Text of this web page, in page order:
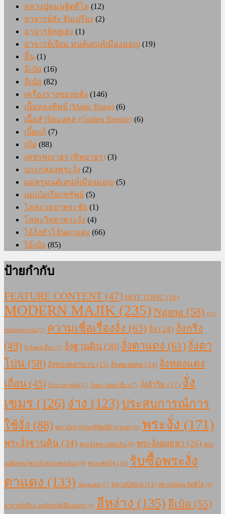
หลวงปู่หมุนฐิตสีโล (12)
อาจารย์ถัง จันเปรียง (2)
อาจารย์หยูเฮง (1)
อาจารย์เจียม มนต์เสน่ห์เมืองมอญ (19)
อิ้น (1)
อีเป๋อ (16)
อีเป๋อ (82)
เครื่องรางของขลัง (146)
เนื้อทองทิพย์ (Magic Brass) (6)
เนื้อสำริดมงคล (Golden Bronze) (6)
เบี้ยแก้ (7)
เป๋อ (88)
เพชรพญาธร (ทิพยาธร) (3)
แกะกล่องพระงั่ง (2)
แม่ครูมนต์เสน่ห์เมืองมอญ (5)
แม่เป๋อเรียกทรัพย์ (5)
โลหะวทยาพระชัย (1)
โลหะวิทยาพระงั่ง (4)
ไอ้งั่งหัวโล้นตาแดง (66)
ไอ้เป๋อ (85)
ป้ายกำกับ
FEATURE CONTENT (47) HOT TOPIC (16)
MODERN MAJIK (235) Ngang (58) การ
เซ่นงั่งและเป๋อ (7) ความเชื่อเรื่องงั่ง (63) งั่ง (24) งั่งกริ่ง
(49) งั่งจันทร์เสี้ยว (7) งั่งฐานดิน (30) งั่งตาแดง (61) งั่งตา
โปน (58) งั่งทองดอกบวบ (15) งั่งทองผสม (14) งั่งทองแดง
เถื่อน (45) งั่งปราสาทหิน (7) งั่งพระจันทร์เสี้ยว (7) งั่งสำริด (17) งั่ง
เขมร (126) ง่าง (123) ประสบการณ์การ
ใช้งั่ง (88) พญางั่งสุวรรณภูมิพิมพ์นิ้วกระดก (8) พระงั่ง (171)
พระงั่งฐานดิน (34) พระงั่งหลวงพ่อเงิน (9) พระงั่งอยุธยา (26) พระ
เฉลิมพล (พระงั่งหลวงพ่อเงิน) (9) พระเชษโฐ (10) รับซื้อพระงั่ง
ตาแดง (133) วัตถุมงคล (7) หลวงปู่หมุน (11) หลวงปู่หมุน ฐิตสีโล (8)
อาจารย์เจียม มนต์เสน่ห์เมืองมอญ (8) อีหง่าง (135) อีเป๋อ (55)